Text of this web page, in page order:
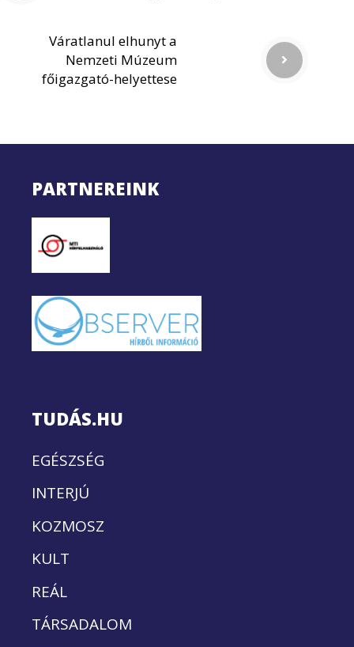
Váratlanul elhunyt a
Nemzeti Múzeum
főigazgató-helyettese
PARTNEREINK
TUDÁS.HU
EGÉSZSÉG
INTERJÚ
KOZMOSZ
KULT
REÁL
TÁRSADALOM